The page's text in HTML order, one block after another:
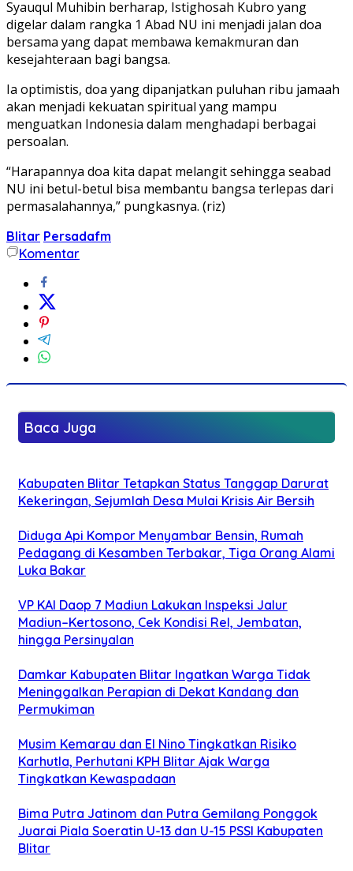
Syauqul Muhibin berharap, Istighosah Kubro yang
digelar dalam rangka 1 Abad NU ini menjadi jalan doa
bersama yang dapat membawa kemakmuran dan
kesejahteraan bagi bangsa.
Ia optimistis, doa yang dipanjatkan puluhan ribu jamaah
akan menjadi kekuatan spiritual yang mampu
menguatkan Indonesia dalam menghadapi berbagai
persoalan.
“Harapannya doa kita dapat melangit sehingga seabad
NU ini betul-betul bisa membantu bangsa terlepas dari
permasalahannya,” pungkasnya. (riz)
Blitar Persadafm
Komentar
Baca Juga
Kabupaten Blitar Tetapkan Status Tanggap Darurat
Kekeringan, Sejumlah Desa Mulai Krisis Air Bersih
Diduga Api Kompor Menyambar Bensin, Rumah
Pedagang di Kesamben Terbakar, Tiga Orang Alami
Luka Bakar
VP KAI Daop 7 Madiun Lakukan Inspeksi Jalur
Madiun–Kertosono, Cek Kondisi Rel, Jembatan,
hingga Persinyalan
Damkar Kabupaten Blitar Ingatkan Warga Tidak
Meninggalkan Perapian di Dekat Kandang dan
Permukiman
Musim Kemarau dan El Nino Tingkatkan Risiko
Karhutla, Perhutani KPH Blitar Ajak Warga
Tingkatkan Kewaspadaan
Bima Putra Jatinom dan Putra Gemilang Ponggok
Juarai Piala Soeratin U-13 dan U-15 PSSI Kabupaten
Blitar